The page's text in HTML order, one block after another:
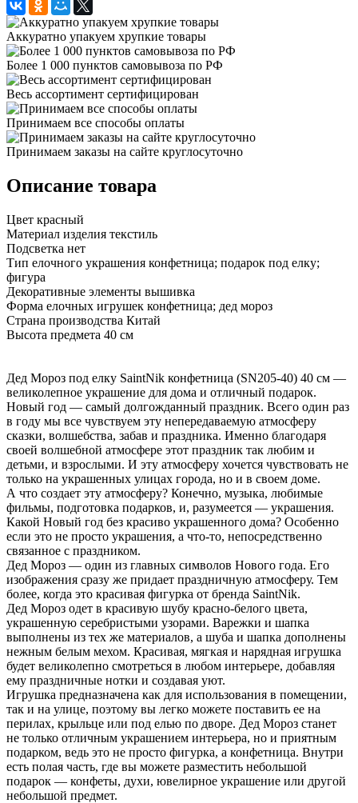
Аккуратно упакуем хрупкие товары
Более 1 000 пунктов самовывоза по РФ
Весь ассортимент сертифицирован
Принимаем все способы оплаты
Принимаем заказы на сайте круглосуточно
Описание товара
Цвет красный
Материал изделия текстиль
Подсветка нет
Тип елочного украшения конфетница; подарок под елку;
фигура
Декоративные элементы вышивка
Форма елочных игрушек конфетница; дед мороз
Страна производства Китай
Высота предмета 40 см
Дед Мороз под елку SaintNik конфетница (SN205-40) 40 см —
великолепное украшение для дома и отличный подарок.
Новый год — самый долгожданный праздник. Всего один раз
в году мы все чувствуем эту непередаваемую атмосферу
сказки, волшебства, забав и праздника. Именно благодаря
своей волшебной атмосфере этот праздник так любим и
детьми, и взрослыми. И эту атмосферу хочется чувствовать не
только на украшенных улицах города, но и в своем доме.
А что создает эту атмосферу? Конечно, музыка, любимые
фильмы, подготовка подарков, и, разумеется — украшения.
Какой Новый год без красиво украшенного дома? Особенно
если это не просто украшения, а что-то, непосредственно
связанное с праздником.
Дед Мороз — один из главных символов Нового года. Его
изображения сразу же придает праздничную атмосферу. Тем
более, когда это красивая фигурка от бренда SaintNik.
Дед Мороз одет в красивую шубу красно-белого цвета,
украшенную серебристыми узорами. Варежки и шапка
выполнены из тех же материалов, а шуба и шапка дополнены
нежным белым мехом. Красивая, мягкая и нарядная игрушка
будет великолепно смотреться в любом интерьере, добавляя
ему праздничные нотки и создавая уют.
Игрушка предназначена как для использования в помещении,
так и на улице, поэтому вы легко можете поставить ее на
перилах, крыльце или под елью по дворе. Дед Мороз станет
не только отличным украшением интерьера, но и приятным
подарком, ведь это не просто фигурка, а конфетница. Внутри
есть полая часть, где вы можете разместить небольшой
подарок — конфеты, духи, ювелирное украшение или другой
небольшой предмет.